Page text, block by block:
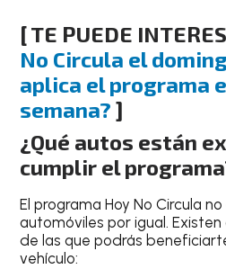
[ TE PUEDE
No Circula el
aplica el programa
semana? ]
¿Qué autos están
cumplir el
El programa Hoy No Circula
automóviles por igual.
de las que podrás
vehículo: